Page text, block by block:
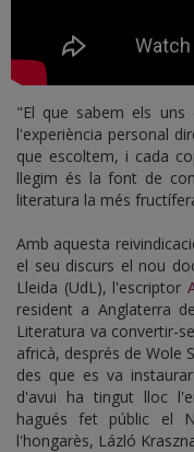
"El que sabem els
l'experiència personal
que escoltem, i cada
llegim és la font de
literatura la més
Amb aquesta
el seu discurs el nou
Lleida (UdL), l'escriptor
resident a Anglaterra
Literatura va convertir-
africà, després de Wole
des que es va
d'avui ha tingut lloc
hagués fet públic el
l'hongarès, Lázló